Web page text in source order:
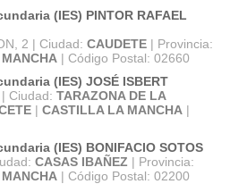
(IES) PINTOR RAFAEL
2 | Ciudad: CAUDETE | Provincia:
| Código Postal: 02660
(IES) JOSÉ ISBERT
Ciudad: TARAZONA DE LA
| CASTILLA LA MANCHA |
(IES) BONIFACIO SOTOS
CASAS IBAÑEZ | Provincia:
| Código Postal: 02200